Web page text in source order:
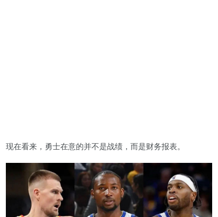
现在看来，勇士在意的并不是战绩，而是财务报表。